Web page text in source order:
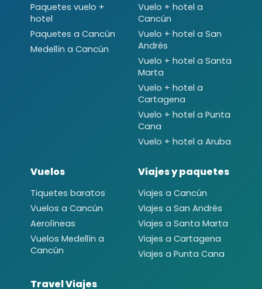
Paquetes vuelo +
hotel
Paquetes a Cancún
Medellín a Cancún
Vuelo + hotel a
Cancún
Vuelo + hotel a San
Andrés
Vuelo + hotel a Santa
Marta
Vuelo + hotel a
Cartagena
Vuelo + hotel a Punta
Cana
Vuelo + hotel a Aruba
Vuelos
Tiquetes baratos
Vuelos a Cancún
Aerolíneas
Vuelos Medellín a
Cancún
Viajes y paquetes
Viajes a Cancún
Viajes a San Andrés
Viajes a Santa Marta
Viajes a Cartagena
Viajes a Punta Cana
Travel Viajes